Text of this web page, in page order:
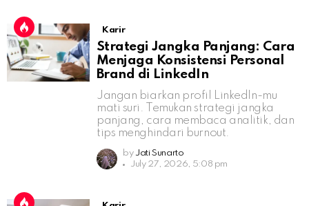
Karir
Strategi Jangka Panjang: Cara
Menjaga Konsistensi Personal
Brand di LinkedIn
Jangan biarkan profil LinkedIn-mu
mati suri. Temukan strategi jangka
panjang, cara membaca analitik, dan
tips menghindari burnout.
by Jati Sunarto
July 27, 2026, 5:08 pm